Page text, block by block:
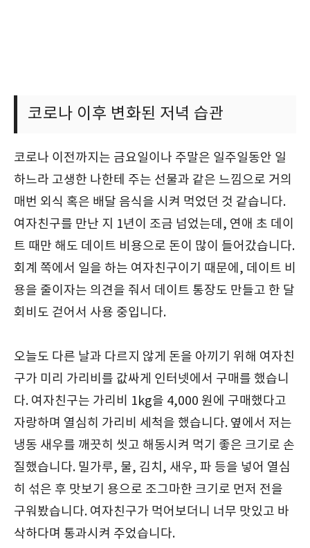
코로나 이후 변화된 저녁 습관
코로나 이전까지는 금요일이나 주말은 일주일동안 일
하느라 고생한 나한테 주는 선물과 같은 느낌으로 거의
매번 외식 혹은 배달 음식을 시켜 먹었던 것 같습니다.
여자친구를 만난 지 1년이 조금 넘었는데, 연애 초 데이
트 때만 해도 데이트 비용으로 돈이 많이 들어갔습니다.
회계 쪽에서 일을 하는 여자친구이기 때문에, 데이트 비
용을 줄이자는 의견을 줘서 데이트 통장도 만들고 한 달
회비도 걷어서 사용 중입니다.
오늘도 다른 날과 다르지 않게 돈을 아끼기 위해 여자친
구가 미리 가리비를 값싸게 인터넷에서 구매를 했습니
다. 여자친구는 가리비 1kg을 4,000 원에 구매했다고
자랑하며 열심히 가리비 세척을 했습니다. 옆에서 저는
냉동 새우를 깨끗히 씻고 해동시켜 먹기 좋은 크기로 손
질했습니다. 밀가루, 물, 김치, 새우, 파 등을 넣어 열심
히 섞은 후 맛보기 용으로 조그마한 크기로 먼저 전을
구워봤습니다. 여자친구가 먹어보더니 너무 맛있고 바
삭하다며 통과시켜 주었습니다.